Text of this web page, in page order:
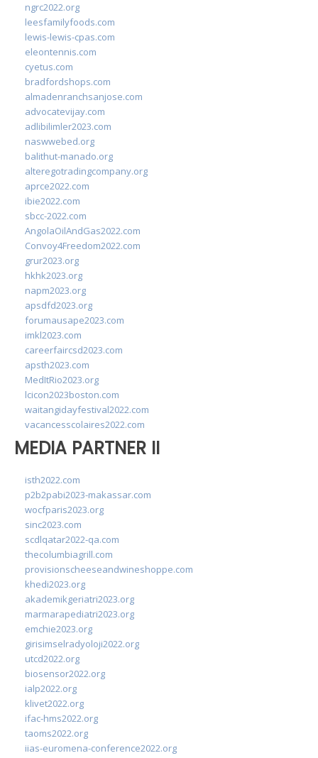
ngrc2022.org
leesfamilyfoods.com
lewis-lewis-cpas.com
eleontennis.com
cyetus.com
bradfordshops.com
almadenranchsanjose.com
advocatevijay.com
adlibilimler2023.com
naswwebed.org
balithut-manado.org
alteregotradingcompany.org
aprce2022.com
ibie2022.com
sbcc-2022.com
AngolaOilAndGas2022.com
Convoy4Freedom2022.com
grur2023.org
hkhk2023.org
napm2023.org
apsdfd2023.org
forumausape2023.com
imkl2023.com
careerfaircsd2023.com
apsth2023.com
MedItRio2023.org
lcicon2023boston.com
waitangidayfestival2022.com
vacancesscolaires2022.com
MEDIA PARTNER II
isth2022.com
p2b2pabi2023-makassar.com
wocfparis2023.org
sinc2023.com
scdlqatar2022-qa.com
thecolumbiagrill.com
provisionscheeseandwineshoppe.com
khedi2023.org
akademikgeriatri2023.org
marmarapediatri2023.org
emchie2023.org
girisimselradyoloji2022.org
utcd2022.org
biosensor2022.org
ialp2022.org
klivet2022.org
ifac-hms2022.org
taoms2022.org
iias-euromena-conference2022.org